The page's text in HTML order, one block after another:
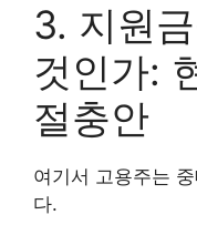
3. 지원
것인가:
절충안
여기서 고용주는
다.